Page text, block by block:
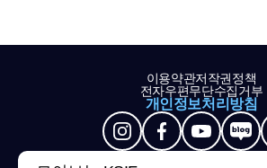
이용약관저작권정책
전자우편무단수집거부
개인정보처리방침